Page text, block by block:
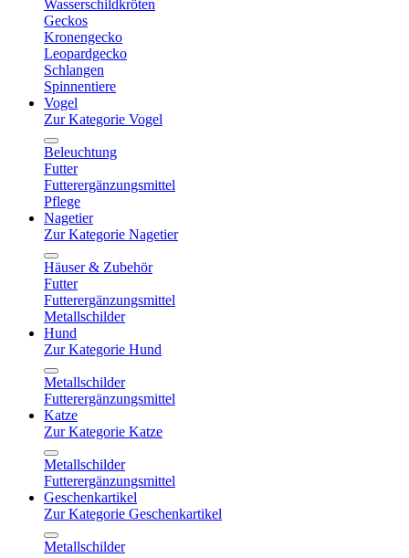
Wasserschildkröten
Geckos
Kronengecko
Leopardgecko
Schlangen
Spinnentiere
Vogel
Zur Kategorie Vogel
Beleuchtung
Futter
Futterergänzungsmittel
Pflege
Nagetier
Zur Kategorie Nagetier
Häuser & Zubehör
Futter
Futterergänzungsmittel
Metallschilder
Hund
Zur Kategorie Hund
Metallschilder
Futterergänzungsmittel
Katze
Zur Kategorie Katze
Metallschilder
Futterergänzungsmittel
Geschenkartikel
Zur Kategorie Geschenkartikel
Metallschilder